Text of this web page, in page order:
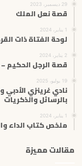
29 ديسمبر، 2023
قصة نعل الملك
1 يناير، 2024
لوحة الفتاة ذات
2 يناير، 2024
قصة الرجل الحكيم
19 يوليو، 2025
نادي غرينزي
بالرسائل والذكريات
1 يناير، 2024
ملخص كتاب الداء
مقالات مميزة